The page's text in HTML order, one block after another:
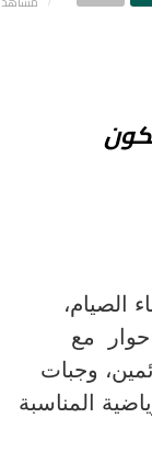
الصيام،
حوار مع
وجبات
المناسبة